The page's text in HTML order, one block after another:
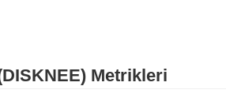
Metrikleri